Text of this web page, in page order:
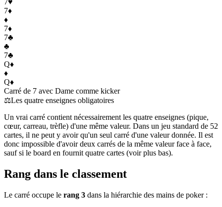
7♥
7♦
♦
7♦
7♣
♣
7♣
Q♦
♦
Q♦
Carré de 7 avec Dame comme kicker
⚖️Les quatre enseignes obligatoires
Un vrai carré contient nécessairement les quatre enseignes (pique,
cœur, carreau, trèfle) d'une même valeur. Dans un jeu standard de 52
cartes, il ne peut y avoir qu'un seul carré d'une valeur donnée. Il est
donc impossible d'avoir deux carrés de la même valeur face à face,
sauf si le board en fournit quatre cartes (voir plus bas).
Rang dans le classement
Le carré occupe le rang 3 dans la hiérarchie des mains de poker :